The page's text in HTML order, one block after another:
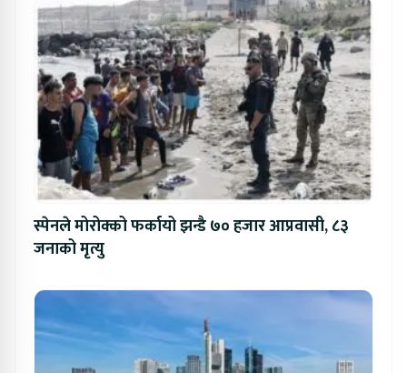
स्पेनले मोरोक्को फर्कायो झन्डै ७० हजार आप्रवासी, ८३
जनाको मृत्यु